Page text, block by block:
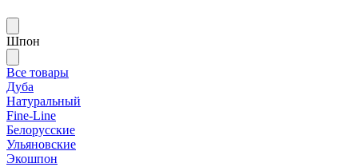
Шпон
Все товары
Дуба
Натуральный
Fine-Line
Белорусские
Ульяновские
Экошпон